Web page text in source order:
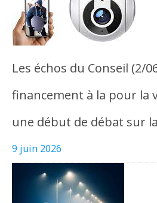
Les échos du Conseil (2/
financement à la pour la
une début de débat sur
9 juin 2026